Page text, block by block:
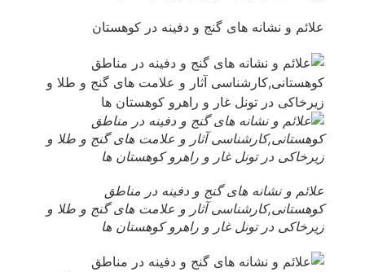
علائم و نشانه های گنج و دفینه در کوهستان
علائم و نشانه های گنج و دفینه در مناطق
کوهستانی,کارشناسی آثار و علامت های گنج و طلا و
زیرخاکی در تونل غار و راهرو کوهستان ها